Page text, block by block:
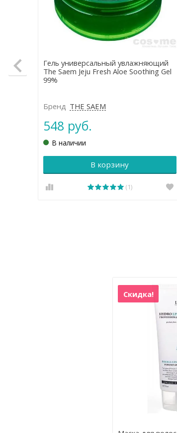
Гель универсальный увлажняющий
The Saem Jeju Fresh Aloe Soothing Gel
99%
Бренд THE SAEM
548 руб.
В наличии
В корзину
(1)
Скидка!